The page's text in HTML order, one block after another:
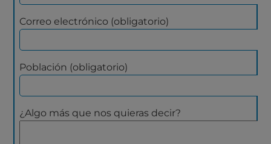
Correo electrónico (obligatorio)
Población (obligatorio)
¿Algo más que nos quieras decir?